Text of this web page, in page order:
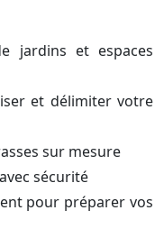
jardins et espaces
et délimiter votre
sur mesure
sécurité
pour préparer vos